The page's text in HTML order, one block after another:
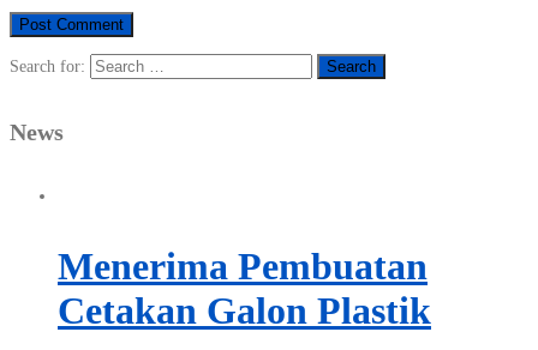
Search for:
News
Menerima Pembuatan
Cetakan Galon Plastik